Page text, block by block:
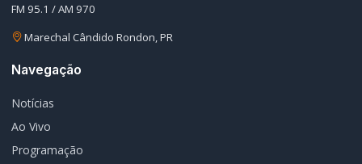
FM 95.1 / AM 970
Marechal Cândido Rondon, PR
Navegação
Notícias
Ao Vivo
Programação